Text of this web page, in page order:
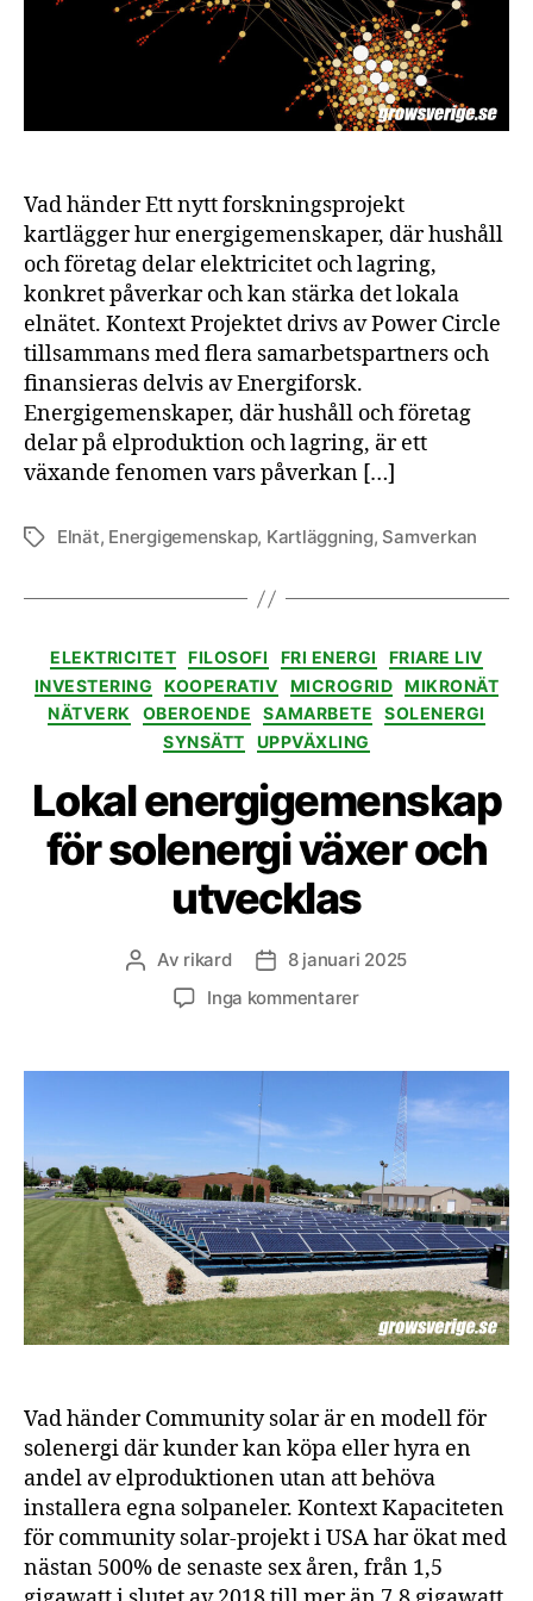
Vad händer Ett nytt forskningsprojekt
kartlägger hur energigemenskaper, där hushåll
och företag delar elektricitet och lagring,
konkret påverkar och kan stärka det lokala
elnätet. Kontext Projektet drivs av Power Circle
tillsammans med flera samarbetspartners och
finansieras delvis av Energiforsk.
Energigemenskaper, där hushåll och företag
delar på elproduktion och lagring, är ett
växande fenomen vars påverkan […]
Etiketter
Elnät, Energigemenskap, Kartläggning, Samverkan
Kategorier
ELEKTRICITET FILOSOFI FRI ENERGI
FRIARE LIV
INVESTERING
KOOPERATIV MICROGRID MIKRONÄT
NÄTVERK
OBEROENDE SAMARBETE
SOLENERGI
SYNSÄTT
UPPVÄXLING
Lokal energigemenskap
för solenergi växer och
utvecklas
Inläggsförfattare
Av rikard Inläggsdatum
8 januari 2025
Inga kommentarertill
för
solenergi
växer
utvecklas
Vad händer Community solar är en modell för
solenergi där kunder kan köpa eller hyra en
andel av elproduktionen utan att behöva
installera egna solpaneler. Kontext Kapaciteten
för community solar-projekt i USA har ökat med
nästan 500% de senaste sex åren, från 1,5